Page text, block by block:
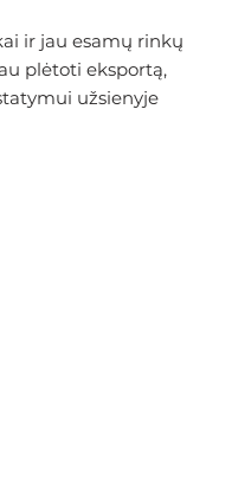
ir jau esamų rinkų
plėtoti eksportą,
užsienyje